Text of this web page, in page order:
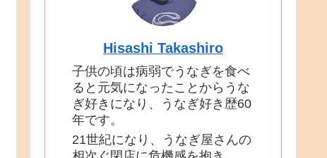
Hisashi Takashiro
子供の頃は病弱でうなぎを食べ
ると元気になったことからうな
ぎ好きになり、うなぎ好き歴60
年です。
21世紀になり、うなぎ屋さんの